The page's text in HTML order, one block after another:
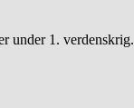
under 1. verdenskrig.